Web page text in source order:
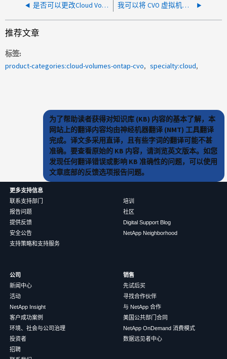
是否可以更改Cloud Volumes ONTAP集群的公共IP？ 我可以将 CVO 虚拟机从一个区域移动到另一个区域吗？
推荐文章
标签
product-categories:cloud-volumes-ontap-cvo
specialty:cloud
为了帮助读者获得对知识库 (KB) 内容的基本了解，本
网站上的翻译内容均由神经机器翻译 (NMT) 工具翻译
完成。译文多采用直译，且有些字词的翻译可能不甚
准确。要查看原始的 KB 内容，请浏览英文版本。如您
发现任何翻译错误或影响 KB 准确性的问题，可以使用
文章底部的反馈选项报告问题。
更多支持信息
联系支持部门
报告问题
提供反馈
安全公告
支持策略和支持服务
培训
社区
Digital Support Blog
NetApp Neighborhood
公司
新闻中心
活动
NetApp Insight
客户成功案例
环境、社会与公司治理
投资者
招聘
销售
先试后买
寻找合作伙伴
与 NetApp 合作
美国公共部门合同
NetApp OnDemand 消费模式
数据远见者中心